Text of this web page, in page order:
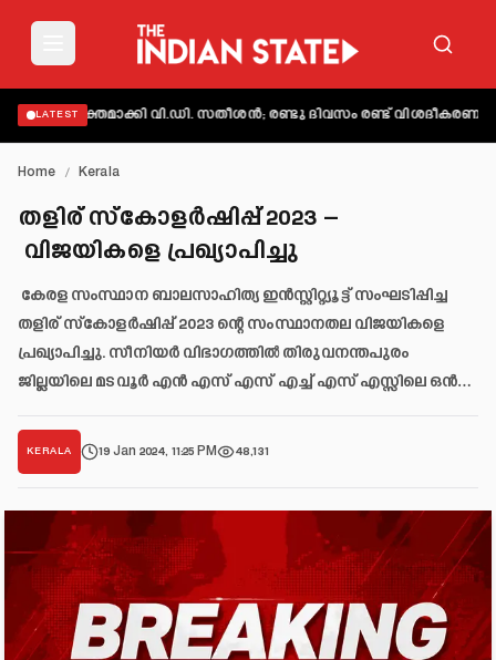
LATEST
വ്യക്തമാക്കി വി.ഡി. സതീശൻ; രണ്ടു ദിവസം രണ്ട്
Home / Kerala
തളിര് സ്‌കോളർഷിപ്പ് 2023 –
വിജയികളെ പ്രഖ്യാപിച്ചു
കേരള സംസ്ഥാന ബാലസാഹിത്യ ഇൻസ്റ്റിറ്റ്യൂട്ട് സംഘടിപ്പിച്ച
തളിര് സ്‌കോളർഷിപ്പ് 2023 ന്റെ സംസ്ഥാനതല വിജയികളെ
പ്രഖ്യാപിച്ചു. സീനിയർ വിഭാഗത്തിൽ തിരുവനന്തപുരം
ജില്ലയിലെ മടവൂർ എൻ എസ് എസ് എച്ച് എസ് എസ്സിലെ ഒൻ…
KERALA 19 Jan 2024, 11:25 PM 48,131